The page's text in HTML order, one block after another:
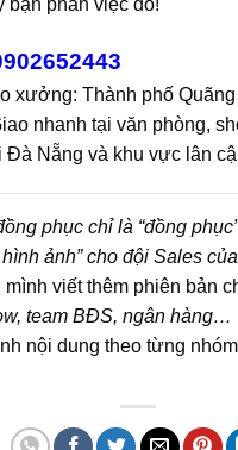
xưởng: Thành phố Quãng
nhanh tại văn phòng,
Đà Nẵng và khu vực lân
phục chỉ là “đồng
ảnh” cho đội Sales
mình viết thêm phiên bản
team BĐS, ngân hàng…
nội dung theo từng